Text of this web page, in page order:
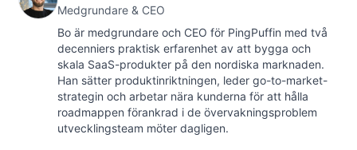
Medgrundare & CEO
Bo är medgrundare och CEO för PingPuffin med två
decenniers praktisk erfarenhet av att bygga och
skala SaaS-produkter på den nordiska marknaden.
Han sätter produktinriktningen, leder go-to-market-
strategin och arbetar nära kunderna för att hålla
roadmappen förankrad i de övervakningsproblem
utvecklingsteam möter dagligen.